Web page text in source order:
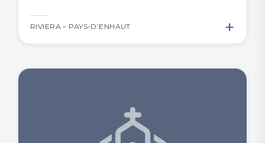
RIVIERA – PAYS-D’ENHAUT +